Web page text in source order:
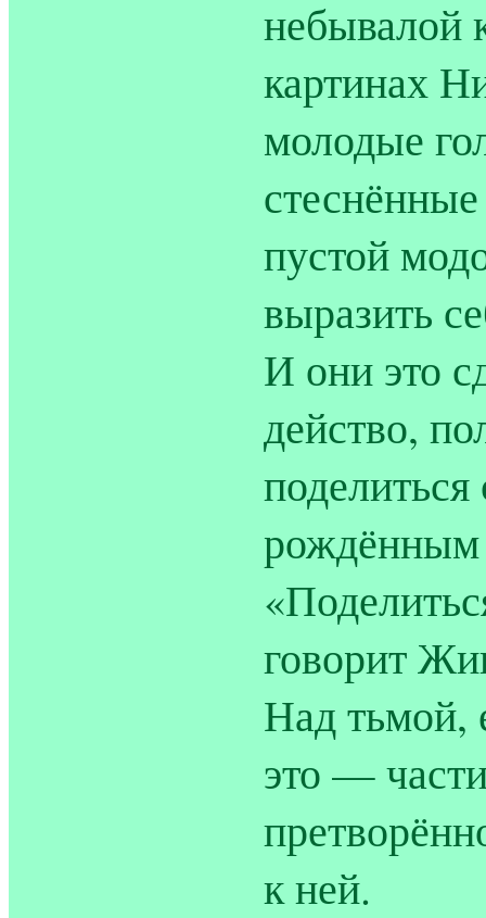
небывалой
картинах
молодые
пустой
выразить
И они это
действо,
рождённым
говорит
Над тьмой,
это —
к ней.